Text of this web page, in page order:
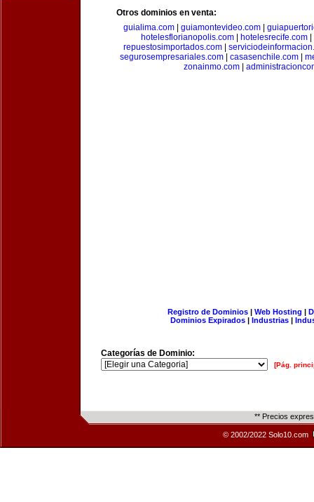
Otros dominios en venta:
guialima.com
guiamontevideo.com
hotelesflorianopolis.com| hotelesrecife.com|
repuestosimportados.com|
segurosempresariales.com| casasenchile.com|
zonainmo.com
Registro de Dominios| Web Hosting |
Dominios Expirados | Industrias |
Categorías de Dominio:
[Pág.
** Precios
© 2002/2022 Solo10.com